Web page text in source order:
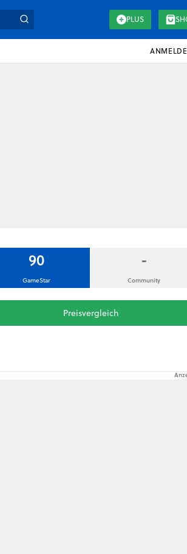
PLUS
90
GameStar
-
Community
Preisvergleich